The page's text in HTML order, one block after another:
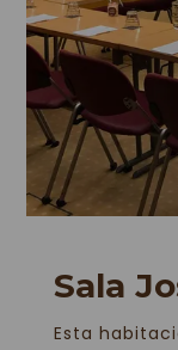
Sala
Esta